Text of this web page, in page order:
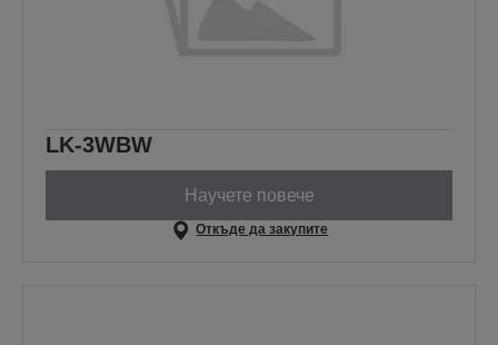
LK-3WBW
Научете повече
Откъде да закупите